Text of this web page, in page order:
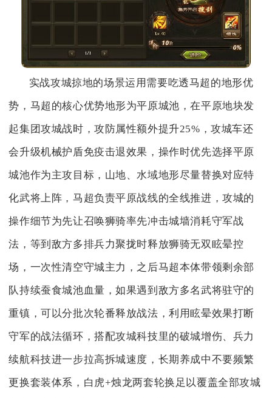
实战攻城掠地的场景运用需要吃透马超的地形优
势，马超的核心优势地形为平原城池，在平原地块发
起集团攻城战时，攻防属性额外提升25%，攻城车还
会升级机械护盾免疫击退效果，操作时优先选择平原
城池作为主攻目标，山地、水域地形尽量替换对应特
化武将上阵，马超负责平原战线的全线推进，攻城的
操作细节为先让召唤狮骑率先冲击城墙消耗守军战
法，等到敌方多排兵力聚拢时释放狮骑无双眩晕控
场，一次性清空守城主力，之后马超本体带领剩余部
队持续蚕食城池血量，如果遇到敌方多名武将驻守的
重镇，可以分批次轮番释放战法，利用眩晕效果打断
守军的战法循环，搭配攻城科技里的破城增伤、兵力
续航科技进一步拉高拆城速度，长期养成中不要频繁
更换套装体系，白虎+烛龙两套轮换足以覆盖全部攻城